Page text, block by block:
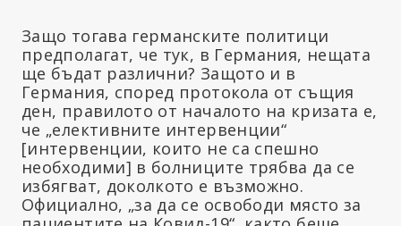
Защо тогава германските политици
предполагат, че тук, в Германия, нещата
ще бъдат различни? Защото и в
Германия, според протокола от същия
ден, правилото от началото на кризата е,
че „елективните интервенции“
[интервенции, които не са спешно
необходими] в болниците трябва да се
избягват, доколкото е възможно.
Официално, „за да се освободи място за